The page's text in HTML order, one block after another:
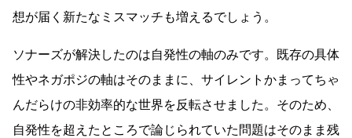
想が届く新たなミスマッチも増えるでしょう。
ソナーズが解決したのは自発性の軸のみです。既存の具体
性やネガポジの軸はそのままに、サイレントかまってちゃ
んだらけの非効率的な世界を反転させました。そのため、
自発性を超えたところで論じられていた問題はそのまま残